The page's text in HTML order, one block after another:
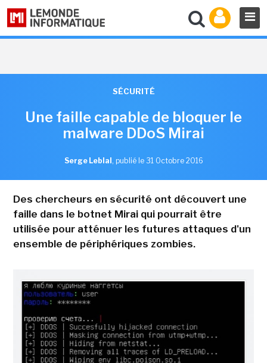
SÉCURITÉ
Une faille capable de bloquer le
malware DDoS Mirai
Serge Leblal , publié le 31 Octobre 2016
Des chercheurs en sécurité ont découvert une
faille dans le botnet Mirai qui pourrait être
utilisée pour atténuer les futures attaques d'un
ensemble de périphériques zombies.